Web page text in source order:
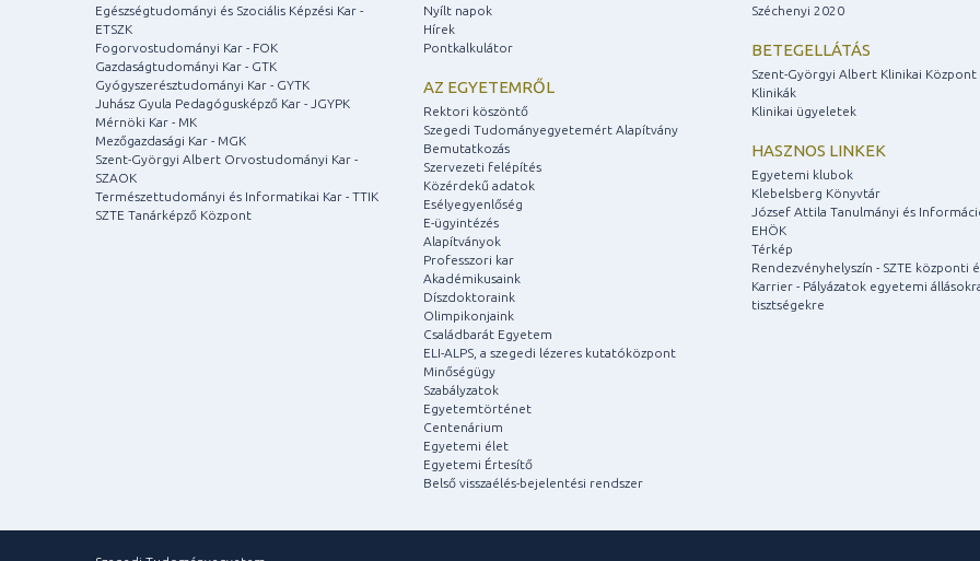
Egészségtudományi és Szociális Képzési Kar -
ETSZK
Fogorvostudományi Kar - FOK
Gazdaságtudományi Kar - GTK
Gyógyszerésztudományi Kar - GYTK
Juhász Gyula Pedagógusképző Kar - JGYPK
Mérnöki Kar - MK
Mezőgazdasági Kar - MGK
Szent-Györgyi Albert Orvostudományi Kar -
SZAOK
Természettudományi és Informatikai Kar - TTIK
SZTE Tanárképző Központ
Nyílt napok
Hírek
Pontkalkulátor
AZ EGYETEMRŐL
Rektori köszöntő
Szegedi Tudományegyetemért Alapítvány
Bemutatkozás
Szervezeti felépítés
Közérdekű adatok
Esélyegyenlőség
E-ügyintézés
Alapítványok
Professzori kar
Akadémikusaink
Díszdoktoraink
Olimpikonjaink
Családbarát Egyetem
ELI-ALPS, a szegedi lézeres kutatóközpont
Minőségügy
Szabályzatok
Egyetemtörténet
Centenárium
Egyetemi élet
Egyetemi Értesítő
Belső visszaélés-bejelentési rendszer
Széchenyi 2020
BETEGELLÁTÁS
Szent-Györgyi Albert Klinikai Központ
Klinikák
Klinikai ügyeletek
HASZNOS LINKEK
Egyetemi klubok
Klebelsberg Könyvtár
József Attila Tanulmányi és
EHÖK
Térkép
Rendezvényhelyszín - SZTE központi
Karrier - Pályázatok egyetemi
tisztségekre